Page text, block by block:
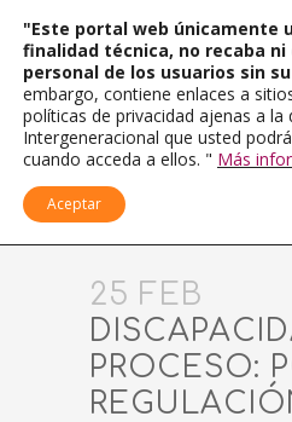
25 FEB
PROCESO:
"Este portal web únicamente
finalidad técnica, no recaba
personal de los usuarios sin
embargo, contiene enlaces a
políticas de privacidad ajenas a la
Intergeneracional que usted
cuando acceda a ellos. " Más
Aceptar